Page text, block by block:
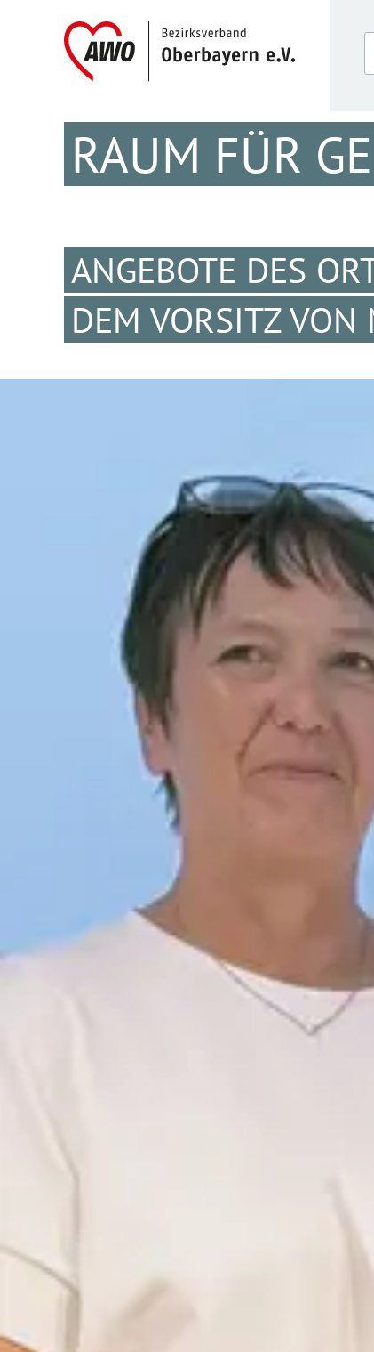
RAUM FÜR
ANGEBOTE DES
DEM VORSITZ